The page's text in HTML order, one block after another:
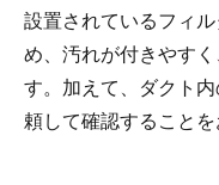
設置されているフィ
め、汚れが付きやす
す。加えて、ダクト
頼して確認することを